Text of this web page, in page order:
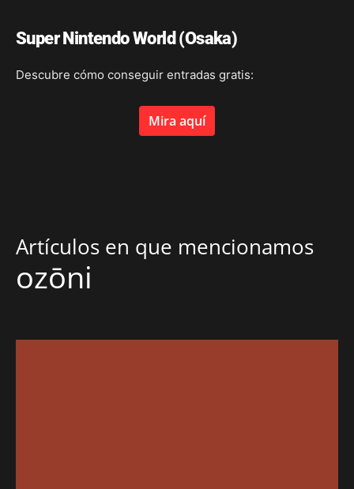
Super Nintendo World (Osaka)
Descubre cómo conseguir entradas gratis:
Mira aquí
Artículos en que mencionamos
ozōni